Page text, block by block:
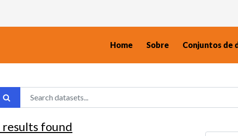
Home Sobre Conjuntos de
results found